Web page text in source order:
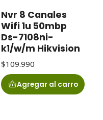
Nvr 8 Canales
Wifi 1u 50mbp
Ds-7108ni-
k1/w/m Hikvision
$109.990
Agregar al carro